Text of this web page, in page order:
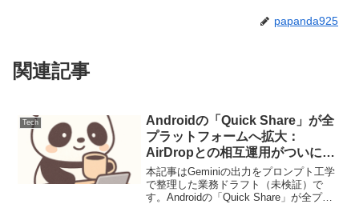
papanda925
関連記事
Tech
Androidの「Quick Share」が全
プラットフォームへ拡大：
AirDropとの相互運用がついに実
現
本記事はGeminiの出力をプロンプト工学
で整理した業務ドラフト（未検証）で
す。Androidの「Quick Share」が全プラ